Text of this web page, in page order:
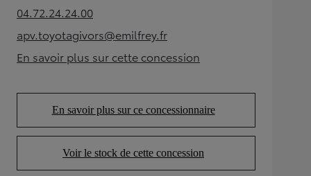
04.72.24.24.00(Opens in new tab)
apv.toyotagivors@emilfrey.fr
(Opens in new tab)
En savoir plus sur cette concession
(Opens in new tab)
En savoir plus sur ce concessionnaire
(Opens in new tab)
Voir le stock de cette concession
(Opens in new tab)